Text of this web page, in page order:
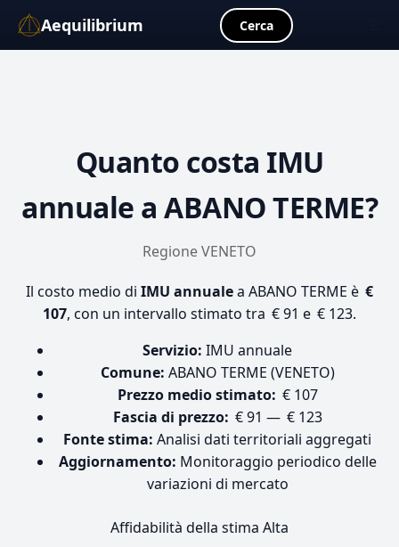
Aequilibrium Cerca
Quanto costa IMU
annuale a ABANO TERME?
Regione VENETO
Il costo medio di IMU annualea ABANO TERME è €
107, con un intervallo stimato tra € 91 e € 123.
Servizio: IMU annuale
Comune: ABANO TERME (VENETO)
Prezzo medio stimato: € 107
Fascia di prezzo: € 91 — € 123
Fonte stima: Analisi dati territoriali aggregati
Aggiornamento: Monitoraggio periodico delle
variazioni di mercato
Affidabilità della stima Alta